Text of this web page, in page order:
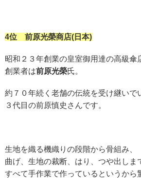
4位 前原光榮商店(日本)
昭和２３年創業の皇室御用達の高級傘
創業者は前原光榮氏。
約７０年続く老舗の伝統を受け継いで
３代目の前原慎史さんです。
生地を織る機織りの段階から骨組み、
曲げ、生地の裁断、 はり、つや出しま
すべて手作業で作っているというから